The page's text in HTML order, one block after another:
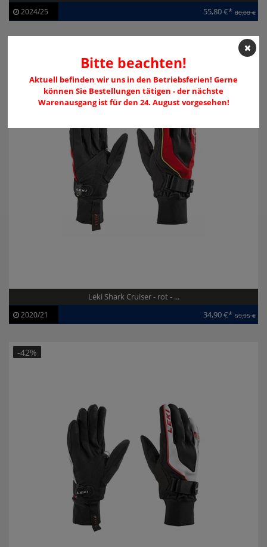
Artikel-ID:
113384
2024/25 55,80 €* 80,00 €
Leki Shark Cruiser - rot - ...
Artikel-ID:
111184
2020/21 34,90 €* 59,95 €
-42%
Bitte beachten!
Aktuell befinden wir uns in den Betriebsferien! Gerne
können Sie Bestellungen tätigen - der nächste
Warenausgang ist für den 24. August vorgesehen!